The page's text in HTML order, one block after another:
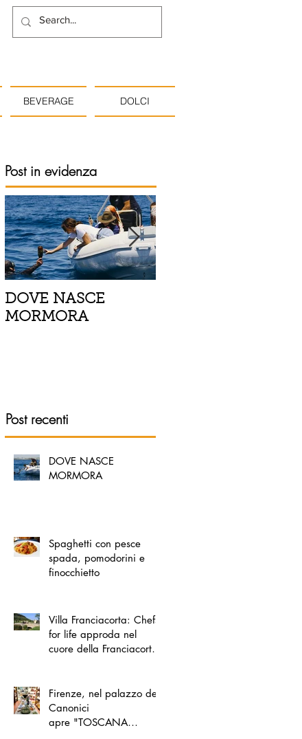
BEVERAGE DOLCI
Post in evidenza
DOVE NASCE
MORMORA
Post recenti
DOVE NASCE
MORMORA
Spaghetti con pesce
spada, pomodorini e
finocchietto
Villa Franciacorta: Chefs
for life approda nel
cuore della Franciacorta,
Firenze, nel palazzo dei
Canonici
apre "TOSCANA